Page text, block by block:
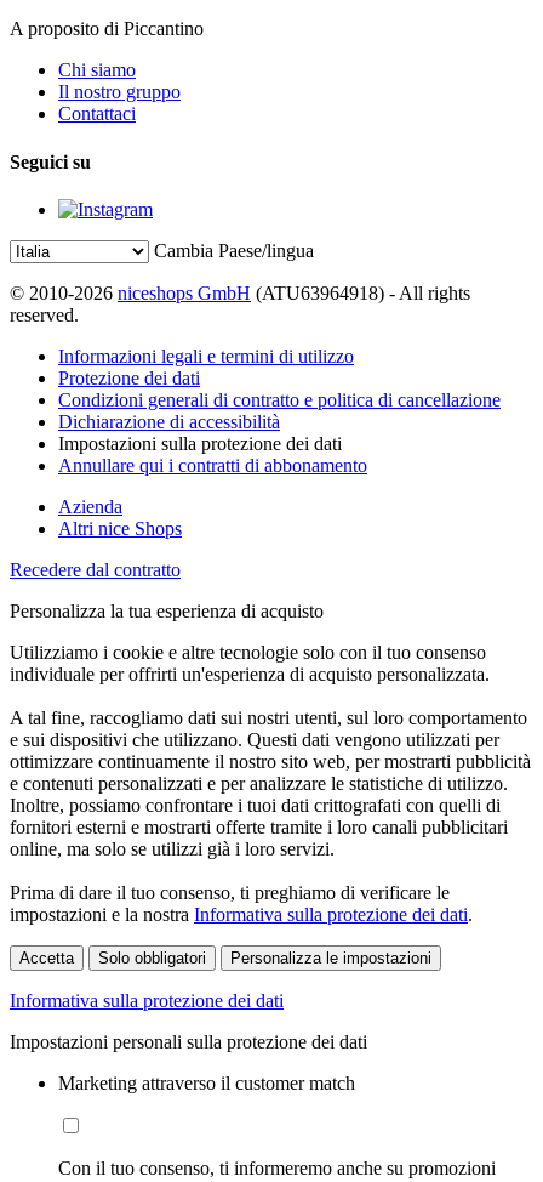
A proposito di Piccantino
Chi siamo
Il nostro gruppo
Contattaci
Seguici su
Cambia Paese/lingua
© 2010-2026 niceshops GmbH (ATU63964918) - All rights
reserved.
Informazioni legali e termini di utilizzo
Protezione dei dati
Condizioni generali di contratto e politica di cancellazione
Dichiarazione di accessibilità
Impostazioni sulla protezione dei dati
Annullare qui i contratti di abbonamento
Azienda
Altri nice Shops
Recedere dal contratto
Personalizza la tua esperienza di acquisto
Utilizziamo i cookie e altre tecnologie solo con il tuo consenso
individuale per offrirti un'esperienza di acquisto personalizzata.
A tal fine, raccogliamo dati sui nostri utenti, sul loro comportamento
e sui dispositivi che utilizzano. Questi dati vengono utilizzati per
ottimizzare continuamente il nostro sito web, per mostrarti pubblicità
e contenuti personalizzati e per analizzare le statistiche di utilizzo.
Inoltre, possiamo confrontare i tuoi dati crittografati con quelli di
fornitori esterni e mostrarti offerte tramite i loro canali pubblicitari
online, ma solo se utilizzi già i loro servizi.
Prima di dare il tuo consenso, ti preghiamo di verificare le
impostazioni e la nostra Informativa sulla protezione dei dati.
Accetta Solo obbligatori Personalizza le impostazioni
Informativa sulla protezione dei dati
Impostazioni personali sulla protezione dei dati
Marketing attraverso il customer match
Con il tuo consenso, ti informeremo anche su promozioni